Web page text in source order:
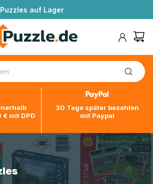
Puzzles auf Lager
mit DPD
30 Tage später bezahlen
mit Paypal